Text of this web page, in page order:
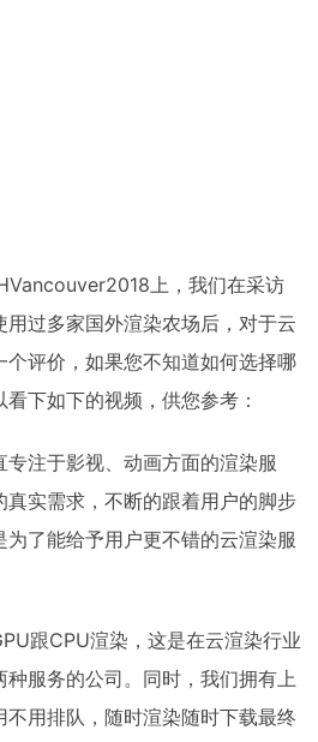
上，我们在采访
过多家国外渲染农场后，对于云
评价，如果您不知道如何选择哪
下如下的视频，供您参考：
注于影视、动画方面的渲染服
实需求，不断的跟着用户的脚步
了能给予用户更不错的云渲染服
跟CPU渲染，这是在云渲染行业
服务的公司。同时，我们拥有上
用排队，随时渲染随时下载最终